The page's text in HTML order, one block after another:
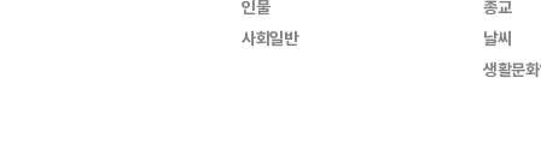
인물
사회일반
종교
날씨
생활문